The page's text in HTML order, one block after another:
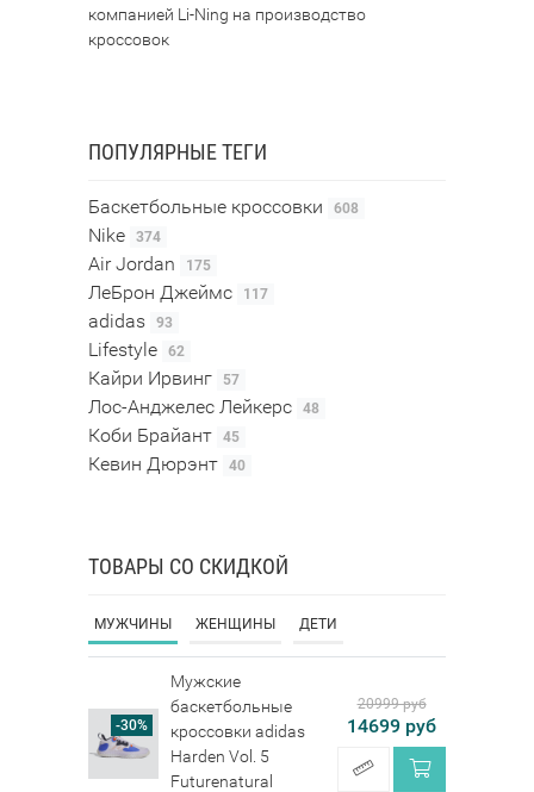
компанией Li-Ning на производство
кроссовок
ПОПУЛЯРНЫЕ ТЕГИ
Баскетбольные кроссовки 608
Nike 374
Air Jordan 175
ЛеБрон Джеймс 117
adidas 93
Lifestyle 62
Кайри Ирвинг 57
Лос-Анджелес Лейкерс 48
Коби Брайант 45
Кевин Дюрэнт 40
ТОВАРЫ СО СКИДКОЙ
МУЖЧИНЫ ЖЕНЩИНЫ ДЕТИ
-30%
Мужские
баскетбольные
кроссовки adidas
Harden Vol. 5
Futurenatural
20999 руб
14699 руб